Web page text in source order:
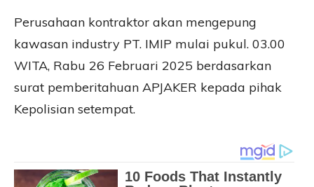
Perusahaan kontraktor akan mengepung
kawasan industry PT. IMIP mulai pukul. 03.00
WITA, Rabu 26 Februari 2025 berdasarkan
surat pemberitahuan APJAKER kepada pihak
Kepolisian setempat.